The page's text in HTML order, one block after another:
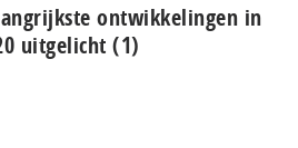
ontwikkelingen in
uitgelicht (1)